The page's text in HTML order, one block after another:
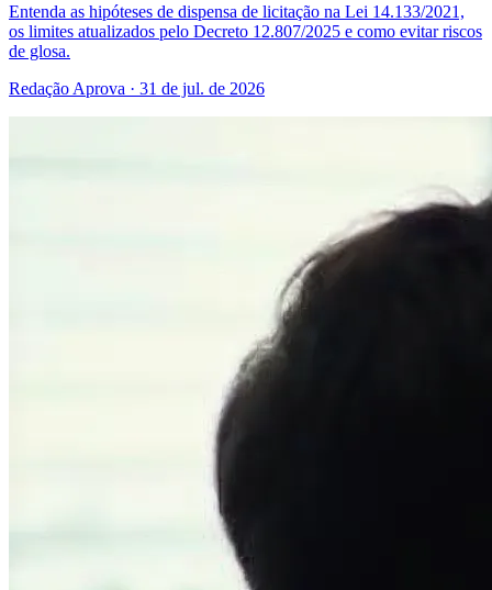
Entenda as hipóteses de dispensa de licitação na Lei 14.133/2021,
os limites atualizados pelo Decreto 12.807/2025 e como evitar riscos
de glosa.
Redação Aprova · 31 de jul. de 2026